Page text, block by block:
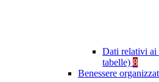
Dati relativi ai
tabelle) 8
Benessere